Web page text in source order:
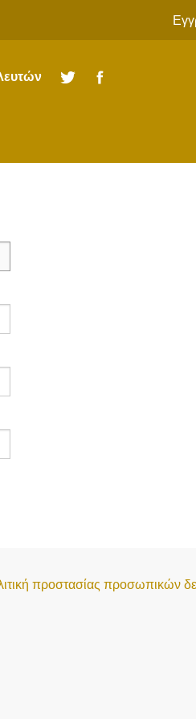
Twitter
προστασίας προσωπικών